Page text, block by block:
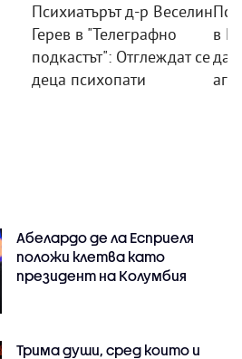
Психиатърът д-р Веселин
Герев в "Телеграфно
подкастът": Отглеждат се
деца психопати
в
Абелардо де ла Есприеля
положи клетва като
президент на Колумбия
Трима души, сред които и